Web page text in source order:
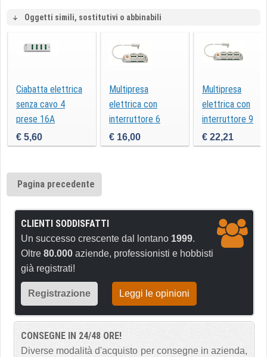
Oggetti simili, sostitutivi o abbinabili
Ciabatta elettrica
senza cavo 4
prese 16A
FP00404.B
€ 5,60
Multipresa
elettrica con
interruttore 6
prese 16A
FP00521CB
€ 16,00
Multipresa
elettrica con
interruttore 9
prese 16A
FP00531CB
€ 22,21
Pagina precedente
CLIENTI SODDISFATTI
Un successo crescente dal lontano 1999.
Oltre 80.000 aziende, professionisti e hobbisti
già registrati!
Registrazione Leggi le opinioni
CONSEGNE IN 24/48 ORE!
Diverse modalità d'acquisto per consegne in azienda,